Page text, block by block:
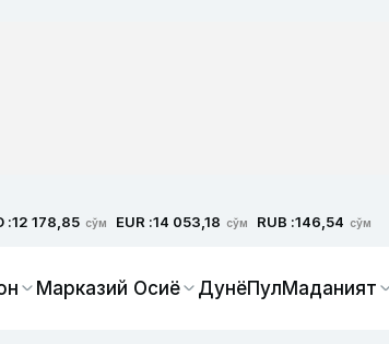
:12 178,85 сўм EUR :14 053,18 сўм RUB :146,54 сўм
Марказий Осиё ДунёПулМаданият